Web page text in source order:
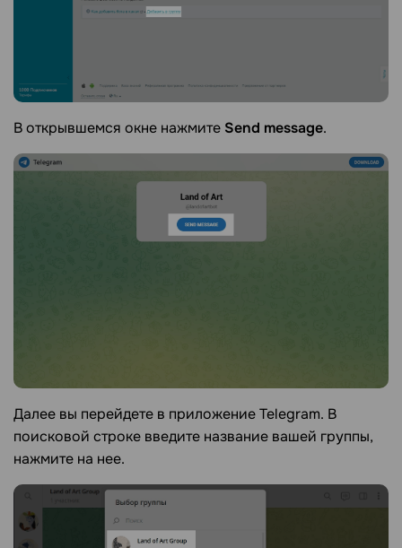
В открывшемся окне нажмите Send message.
Далее вы перейдете в приложение Telegram. В
поисковой строке введите название вашей группы,
нажмите на нее.